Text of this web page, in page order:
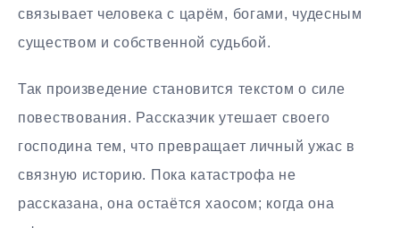
связывает человека с царём, богами, чудесным
существом и собственной судьбой.
Так произведение становится текстом о силе
повествования. Рассказчик утешает своего
господина тем, что превращает личный ужас в
связную историю. Пока катастрофа не
рассказана, она остаётся хаосом; когда она